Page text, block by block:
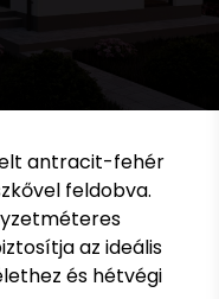
antracit-fehér
feldobva.
az ideális
és hétvégi